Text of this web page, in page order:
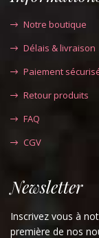
Notre boutique
Délais & livraison
Paiement
Retour produits
FAQ
CGV
Newsletter
Inscrivez vous à
première de nos